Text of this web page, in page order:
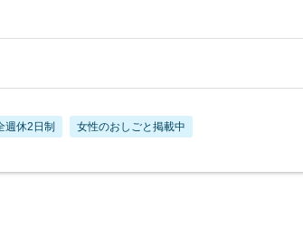
週休2日制 女性のおしごと掲載中